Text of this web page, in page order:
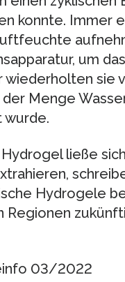
konnte. Immer
um
sie
Menge
ließe
Hydrogele
Regionen
03/2022